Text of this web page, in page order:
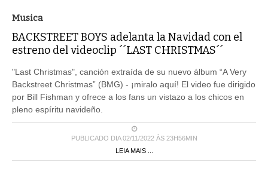
Musica
BACKSTREET BOYS adelanta la Navidad con el
estreno del videoclip ´´LAST CHRISTMAS´´
"Last Christmas", canción extraída de su nuevo álbum “A Very
Backstreet Christmas” (BMG) - ¡miralo aquí! El video fue dirigido
por Bill Fishman y ofrece a los fans un vistazo a los chicos en
pleno espíritu navideño.
PUBLICADO DIA 02/11/2022 ÀS 23H56MIN
LEIA MAIS ...